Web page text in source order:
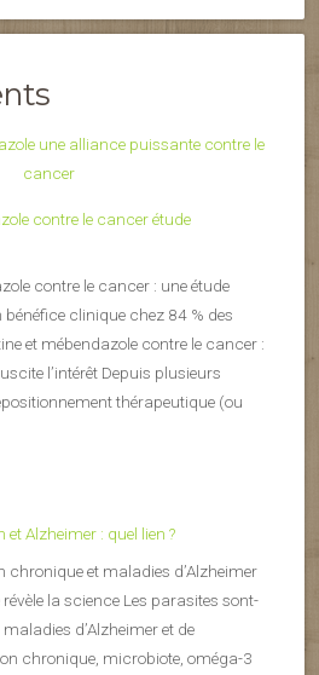
contre le cancer étude
contre le cancer : une étude
clinique chez 84 % des
et mébendazole contre le cancer :
l’intérêt Depuis plusieurs
thérapeutique (ou
Alzheimer : quel lien ?
et maladies d’Alzheimer
la science Les parasites sont-
d’Alzheimer et de
chronique, microbiote, oméga-3